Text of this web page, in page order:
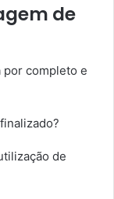
de
por completo e
de